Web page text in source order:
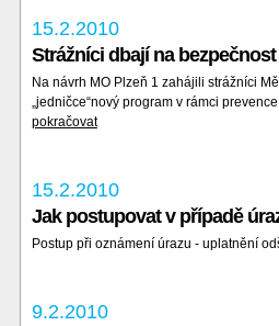
15.2.2010
Strážníci dbají na
Na návrh MO Plzeň 1 zahájili strážníci
„jedničce“nový program v rámci
pokračovat
15.2.2010
Jak postupovat v případě
Postup při oznámení úrazu - uplatnění
9.2.2010